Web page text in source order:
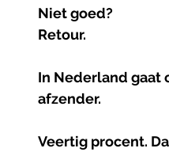
Niet goed?
Retour.
In Nederland gaat
afzender.
Veertig procent.